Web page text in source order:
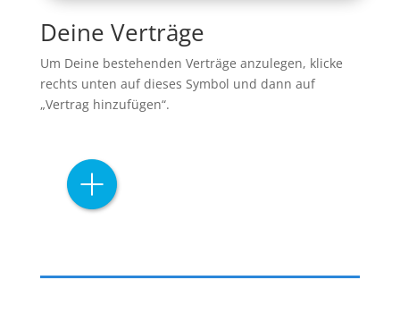
Deine Verträge
Um Deine bestehenden Verträge anzulegen, klicke
rechts unten auf dieses Symbol und dann auf
„Vertrag hinzufügen“.